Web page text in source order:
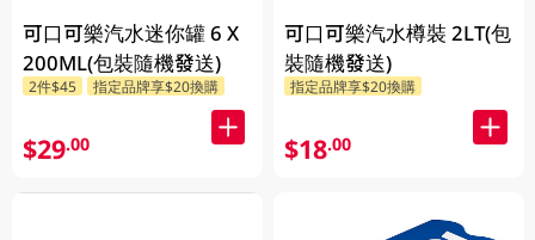
可口可樂汽水迷你罐 6 X
200ML(包裝隨機發送)
2件$45 指定品牌享$20換購
$29.00
可口可樂汽水樽裝 2LT(包
裝隨機發送)
指定品牌享$20換購
$18.00